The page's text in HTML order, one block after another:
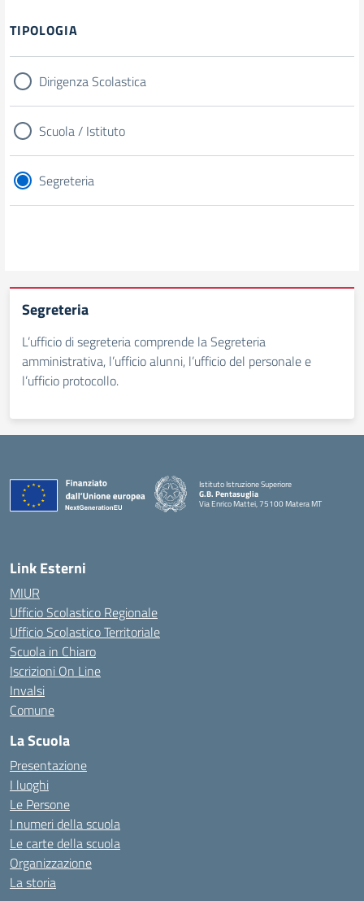
TIPOLOGIA
Dirigenza Scolastica
Scuola / Istituto
Segreteria
Segreteria
L’ufficio di segreteria comprende la Segreteria
amministrativa, l’ufficio alunni, l’ufficio del personale e
l’ufficio protocollo.
Istituto Istruzione Superiore
G.B. Pentasuglia
Via Enrico Mattei, 75100 Matera MT
Link Esterni
MIUR
Ufficio Scolastico Regionale
Ufficio Scolastico Territoriale
Scuola in Chiaro
Iscrizioni On Line
Invalsi
Comune
La Scuola
Presentazione
I luoghi
Le Persone
I numeri della scuola
Le carte della scuola
Organizzazione
La storia